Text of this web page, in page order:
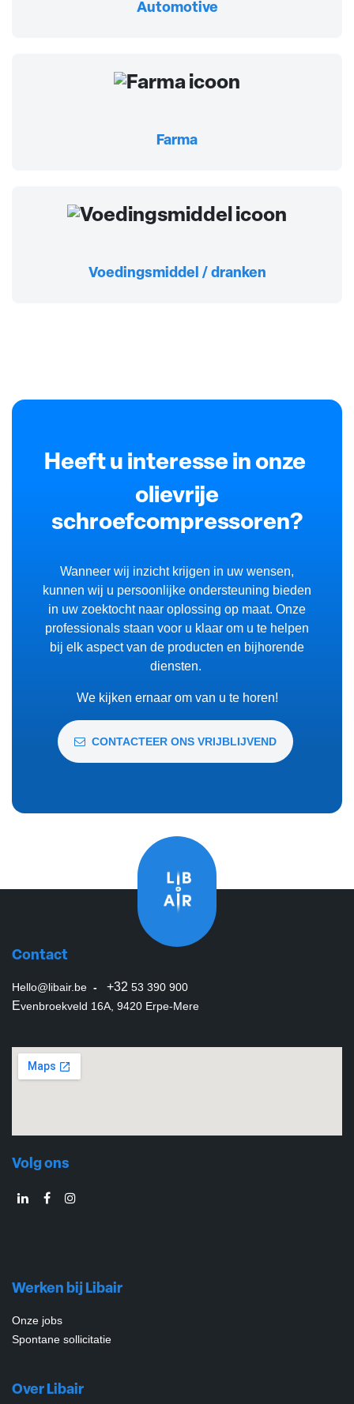
Automotive
Farma
Voedingsmiddel / dranken
Heeft u interesse in onze
olievrije
schroefcompressoren?
Wanneer wij inzicht krijgen in uw wensen,
kunnen wij u persoonlijke ondersteuning bieden
in uw zoektocht naar oplossing op maat. Onze
professionals staan voor u klaar om u te helpen
bij elk aspect van de producten en bijhorende
diensten.
We kijken ernaar om van u te horen!
CONTACTEER ONS VRIJBLIJVEND
Contact
Hello@libair.be - +32 53 390 900
Evenbroekveld 16A, 9420 Erpe-Mere
Volg ons
Werken bij Libair
Onze jobs
Spontane sollicitatie
Over Libair